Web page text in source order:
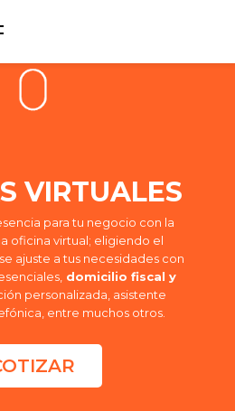
VIRTUALES
para tu negocio con la
oficina virtual; eligiendo el
ajuste a tus necesidades con
domicilio fiscal y
personalizada, asistente
entre muchos otros.